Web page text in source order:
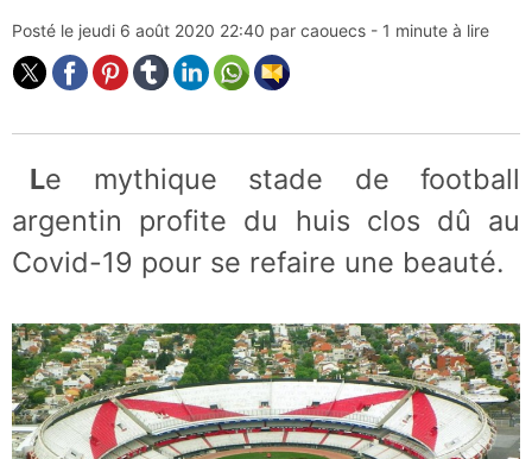
Posté le jeudi 6 août 2020 22:40 par caouecs - 1 minute à lire
Le mythique stade de football
argentin profite du huis clos dû au
Covid-19 pour se refaire une beauté.